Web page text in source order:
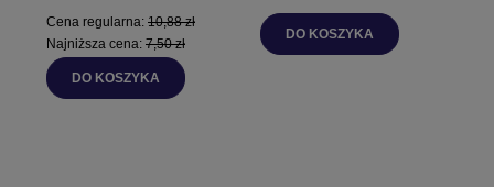
Cena regularna: 10,88 zł
Najniższa cena: 7,50 zł
DO KOSZYKA
DO KOSZYKA